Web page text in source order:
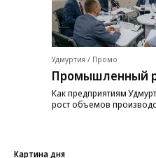
Удмуртия / Промо
Промышленный
Как предприятиям
рост объемов
Картина дня